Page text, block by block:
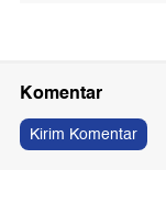
Komentar
Kirim Komentar